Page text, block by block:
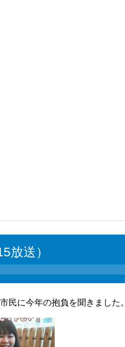
放送）
民に今年の抱負を聞きました。